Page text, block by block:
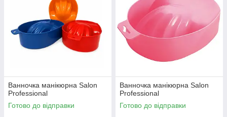
Ванночка манікюрна Salon
Professional
Готово до відправки
Ванночка манікюрна Salon
Professional
Готово до відправки